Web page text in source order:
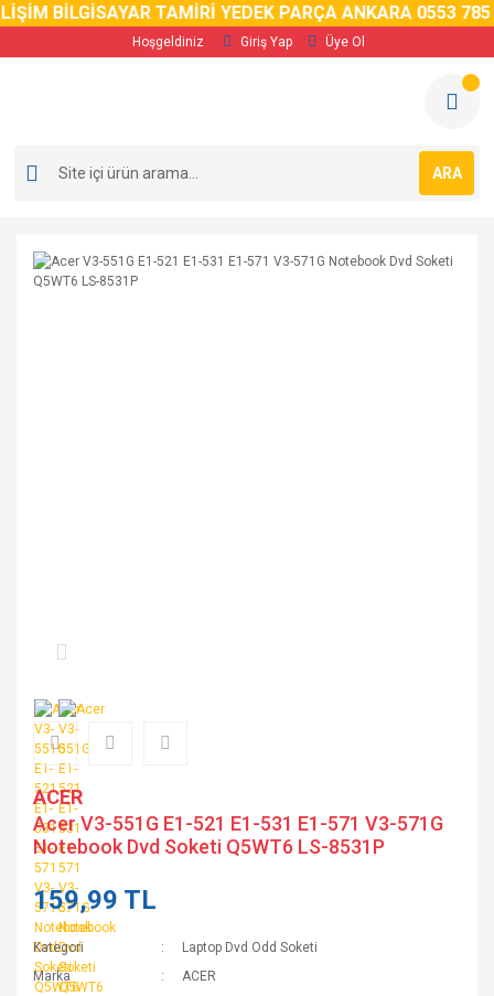
BİLGİSAYAR TAMİRİ YEDEK PARÇA ANKARA 0553 785 02
Hoşgeldiniz Giriş Yap Üye Ol
ARA
ACER
Acer V3-551G E1-521 E1-531 E1-571 V3-571G
Notebook Dvd Soketi Q5WT6 LS-8531P
159,99 TL
Kategori
Laptop Dvd Odd Soketi
Marka
ACER